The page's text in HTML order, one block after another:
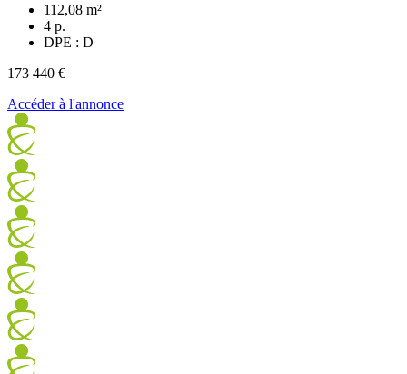
112,08 m²
4 p.
DPE : D
173 440 €
Accéder à l'annonce